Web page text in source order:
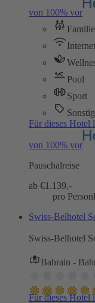
von 100% vor
Familie
Pool
Sport
Für dieses Hotel
von 100% vor
Pauschalreise
ab €1.139,-
pro Person
Swiss-Belhotel
Swiss-Belhotel
Bahrain -
Für dieses Hotel